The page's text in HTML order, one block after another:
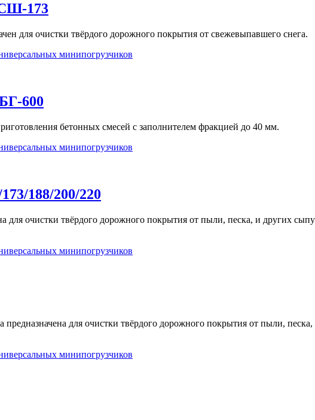
173
для очистки твёрдого дорожного покрытия от свежевыпавшего снега.
минипогрузчиков
600
бетонных смесей с заполнителем фракцией до 40 мм.
минипогрузчиков
188/200/220
очистки твёрдого дорожного покрытия от пыли, песка, и других
минипогрузчиков
для очистки твёрдого дорожного покрытия от пыли,
минипогрузчиков